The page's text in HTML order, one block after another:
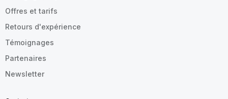
Offres et tarifs
Retours d'expérience
Témoignages
Partenaires
Newsletter